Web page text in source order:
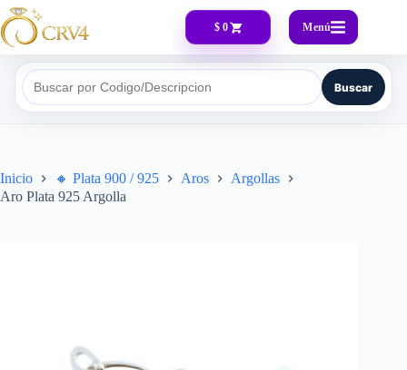
$ 0 Menú
Buscar por Codigo/Descripcion Buscar
Inicio 🔸​ Plata 900 / 925 Aros
Argollas
Aro Plata 925 Argolla